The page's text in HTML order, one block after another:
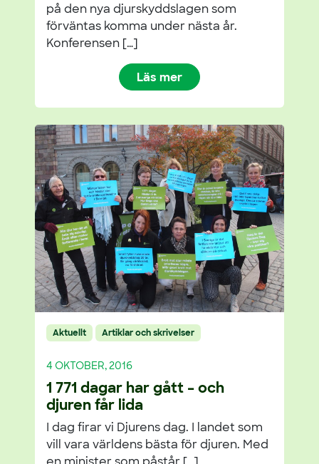
på den nya djurskyddslagen som
förväntas komma under nästa år.
Konferensen […]
Läs mer
Aktuellt Artiklar och skrivelser
4 OKTOBER, 2016
1 771 dagar har gått – och
djuren får lida
I dag firar vi Djurens dag. I landet som
vill vara världens bästa för djuren. Med